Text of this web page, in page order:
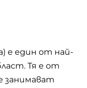
е един от най-
Тя е от
занимават